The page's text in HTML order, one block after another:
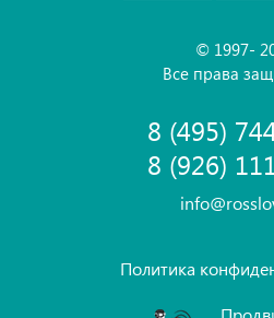
© 1997-
Все права
8 (495)
8 (926)
Политика